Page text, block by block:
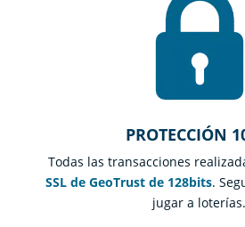
PROTECCIÓN
Todas las transacciones
SSL de GeoTrust de 128bits.
jugar a loterías.